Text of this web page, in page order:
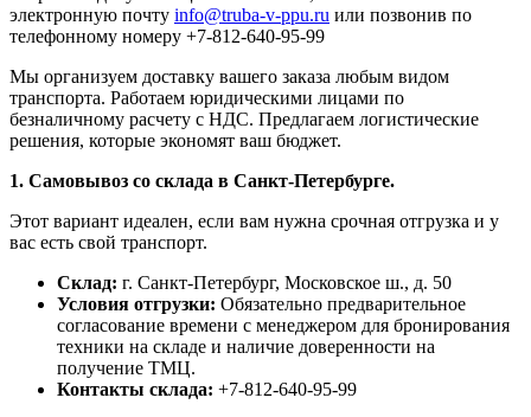
электронную почту info@truba-v-ppu.ru или позвонив по
телефонному номеру +7-812-640-95-99
Мы организуем доставку вашего заказа любым видом
транспорта. Работаем юридическими лицами по
безналичному расчету с НДС. Предлагаем логистические
решения, которые экономят ваш бюджет.
1. Самовывоз со склада в Санкт-Петербурге.
Этот вариант идеален, если вам нужна срочная отгрузка и у
вас есть свой транспорт.
Склад: г. Санкт-Петербург, Московское ш., д. 50
Условия отгрузки: Обязательно предварительное
согласование времени с менеджером для бронирования
техники на складе и наличие доверенности на
получение ТМЦ.
Контакты склада: +7-812-640-95-99